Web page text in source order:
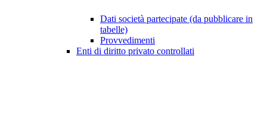
Dati società partecipate (da pubblicare in
tabelle)
Provvedimenti
Enti di diritto privato controllati